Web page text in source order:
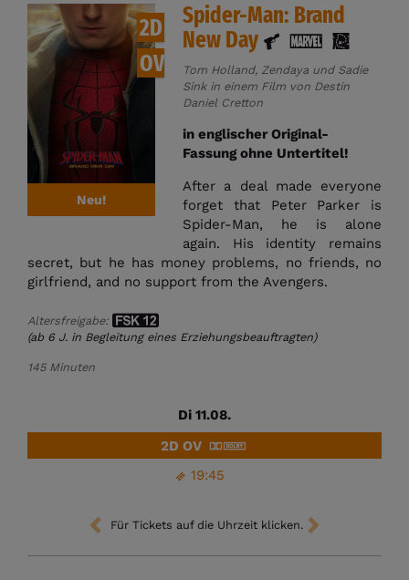
2D
OV
Neu!
Spider-Man: Brand
New Day
Tom Holland, Zendaya und Sadie
Sink in einem Film von Destin
Daniel Cretton
in englischer Original-
Fassung ohne Untertitel!
After a deal made everyone
forget that Peter Parker is
Spider-Man, he is alone
again. His identity remains
secret, but he has money problems, no friends, no
girlfriend, and no support from the Avengers.
Altersfreigabe:
(ab 6 J. in Begleitung eines Erziehungsbeauftragten)
145 Minuten
Di 11.08.
19:45
2D OV
Für Tickets auf die Uhrzeit klicken.